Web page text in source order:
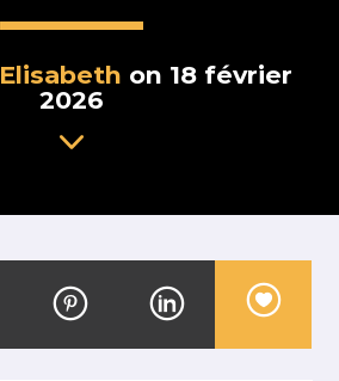
Elisabeth on 18 février
2026